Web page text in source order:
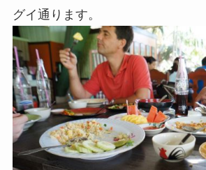
グイ通ります。